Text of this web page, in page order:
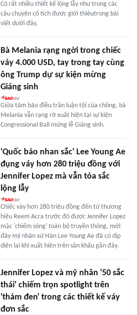
Có rất nhiều thiết kế lộng lẫy như trong các
câu chuyện cổ tích được giới thiêụtrong bài
viết dưới đây.
Bà Melania rạng ngời trong chiếc
váy 4.000 USD, tay trong tay cùng
ông Trump dự sự kiện mừng
Giáng sinh
Giữa tâm bão điều trần luận tội của chồng, bà
Melania vẫn rạng rỡ xuất hiện tại sự kiện
Congressional Ball mừng lễ Giáng sinh.
'Quốc bảo nhan sắc' Lee Young Ae
đụng váy hơn 280 triệu đồng với
Jennifer Lopez mà vẫn tỏa sắc
lộng lẫy
Chiếc váy hơn 280 triệu đồng đến từ thương
hiệu Reem Acra trước đó được Jennifer Lopez
mặc 'chiếm sóng' toàn bộ truyền thông, mới
đây mỹ nhân xứ Hàn Lee Young Ae đã có dịp
diện lại khi xuất hiện trên sân khấu gần đây.
Jennifer Lopez và mỹ nhân '50 sắc
thái' chiếm trọn spotlight trên
'thảm đen' trong các thiết kế váy
đơn sắc